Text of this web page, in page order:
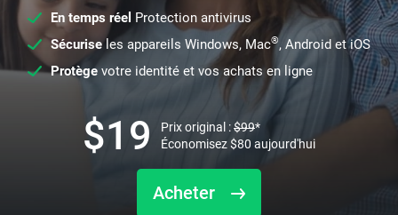
En temps réel Protection antivirus
Sécuriseles appareils Windows, Mac®, Android et iOS
Protège votre identité et vos achats en ligne
Acheter
$19 Prix original :$99*
Économisez$80 aujourd'hui